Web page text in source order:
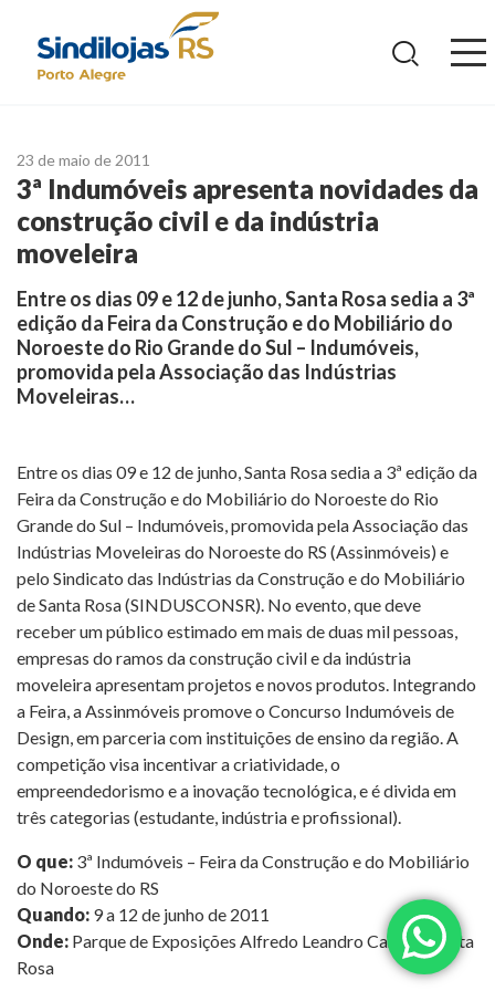
23 de maio de 2011
3ª Indumóveis apresenta novidades da
construção civil e da indústria
moveleira
Entre os dias 09 e 12 de junho, Santa Rosa sedia a 3ª
edição da Feira da Construção e do Mobiliário do
Noroeste do Rio Grande do Sul – Indumóveis,
promovida pela Associação das Indústrias
Moveleiras…
Entre os dias 09 e 12 de junho, Santa Rosa sedia a 3ª edição da
Feira da Construção e do Mobiliário do Noroeste do Rio
Grande do Sul – Indumóveis, promovida pela Associação das
Indústrias Moveleiras do Noroeste do RS (Assinmóveis) e
pelo Sindicato das Indústrias da Construção e do Mobiliário
de Santa Rosa (SINDUSCONSR). No evento, que deve
receber um público estimado em mais de duas mil pessoas,
empresas do ramos da construção civil e da indústria
moveleira apresentam projetos e novos produtos. Integrando
a Feira, a Assinmóveis promove o Concurso Indumóveis de
Design, em parceria com instituições de ensino da região. A
competição visa incentivar a criatividade, o
empreendedorismo e a inovação tecnológica, e é divida em
três categorias (estudante, indústria e profissional).
O que: 3ª Indumóveis – Feira da Construção e do Mobiliário
do Noroeste do RS
Quando: 9 a 12 de junho de 2011
Onde: Parque de Exposições Alfredo Leandro Carlson, Santa
Rosa